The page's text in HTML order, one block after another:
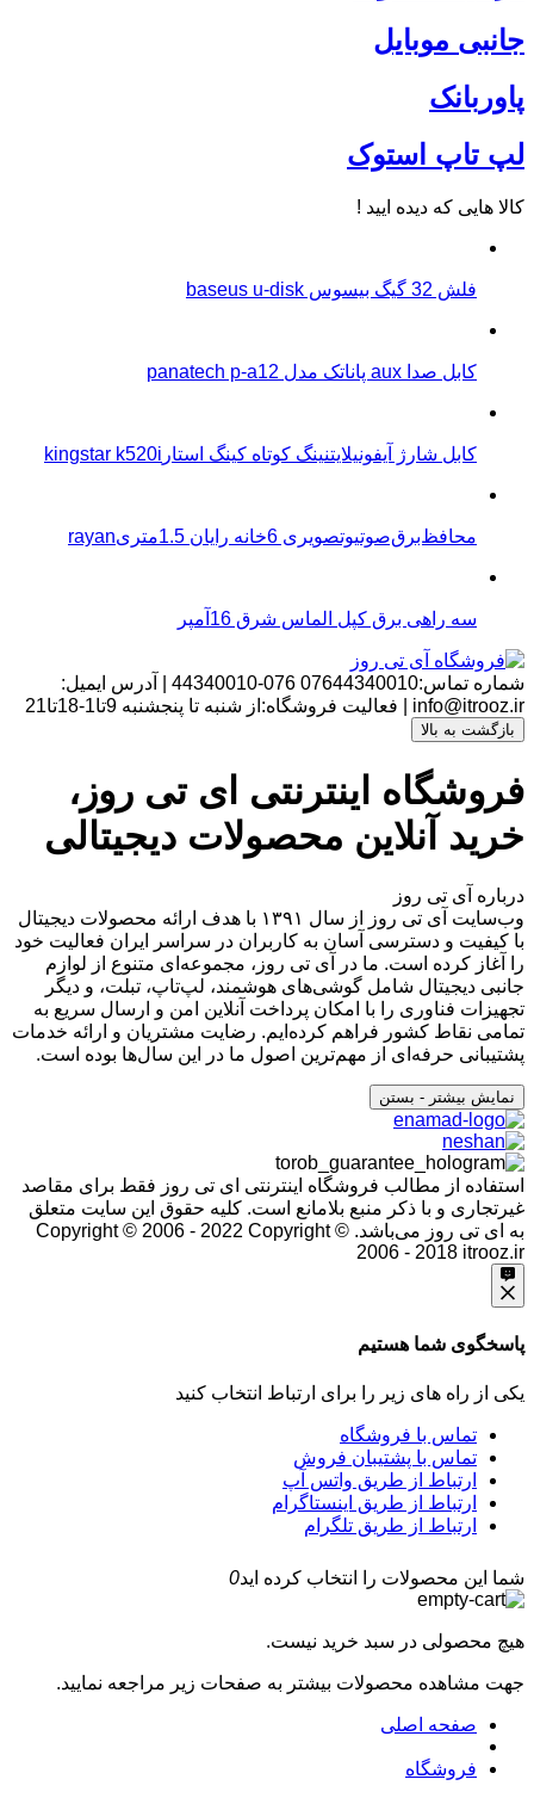
جانبی موبایل
پاوربانک
لپ تاپ استوک
کالا هایی که دیده ایید !
فلش 32 گیگ بیسوس baseus u-disk
کابل صدا aux پاناتک مدل panatech p-a12
کابل شارژ آیفونیلایتنینگ کوتاه کینگ استارkingstar k520i
محافظ‌برق‌صوتیو‌تصویری 6خانه رایان 1.5متریrayan
سه راهی برق کپل الماس شرق 16آمپر
شماره تماس:07644340010 076-44340010
آدرس ایمیل:
info@itrooz.ir
فعالیت فروشگاه:از شنبه تا پنجشنبه 9تا1-18تا21
بازگشت به بالا
فروشگاه اینترنتی ای تی روز،
خرید آنلاین محصولات دیجیتالی
درباره آی تی روز
وب‌سایت آی تی روز از سال ۱۳۹۱ با هدف ارائه محصولات دیجیتال
با کیفیت و دسترسی آسان به کاربران در سراسر ایران فعالیت خود
را آغاز کرده است. ما در آی تی روز، مجموعه‌ای متنوع از لوازم
جانبی دیجیتال شامل گوشی‌های هوشمند، لپ‌تاپ، تبلت، و دیگر
تجهیزات فناوری را با امکان پرداخت آنلاین امن و ارسال سریع به
تمامی نقاط کشور فراهم کرده‌ایم. رضایت مشتریان و ارائه خدمات
پشتیبانی حرفه‌ای از مهم‌ترین اصول ما در این سال‌ها بوده است.
نمایش بیشتر - بستن
استفاده از مطالب فروشگاه اینترنتی ای تی روز فقط برای مقاصد
غیرتجاری و با ذکر منبع بلامانع است. کلیه حقوق این سایت متعلق
به ای تی روز می‌باشد. Copyright © 2006 - 2022 Copyright ©
2006 - 2018 itrooz.ir
پاسخگوی شما هستیم
یکی از راه های زیر را برای ارتباط انتخاب کنید
تماس با فروشگاه
تماس با پشتیبان فروش
ارتباط از طریق واتس آپ
ارتباط از طریق اینستاگرام
ارتباط از طریق تلگرام
شما این محصولات را انتخاب کرده اید0
هیچ محصولی در سبد خرید نیست.
جهت مشاهده محصولات بیشتر به صفحات زیر مراجعه نمایید.
صفحه اصلی
فروشگاه